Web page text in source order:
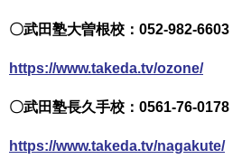
〇武田塾大曽根校：052-982-6603
https://www.takeda.tv/ozone/
〇武田塾長久手校：0561-76-0178
https://www.takeda.tv/nagakute/